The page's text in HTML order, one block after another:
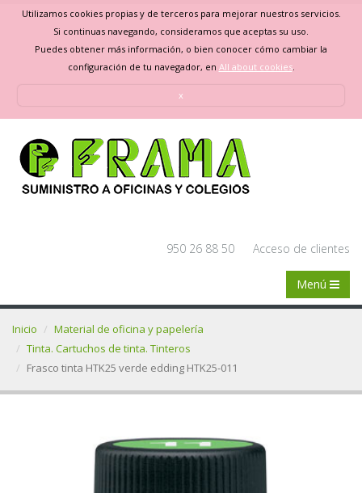
Utilizamos cookies propias y de terceros para mejorar nuestros servicios.
Si continuas navegando, consideramos que aceptas su uso.
Puedes obtener más información, o bien conocer cómo cambiar la
configuración de tu navegador, en All about cookies.
x
950 26 88 50 Acceso de clientes
Menú
Inicio
Material de oficina y papelería
Tinta. Cartuchos de tinta. Tinteros
Frasco tinta HTK25 verde edding HTK25-011